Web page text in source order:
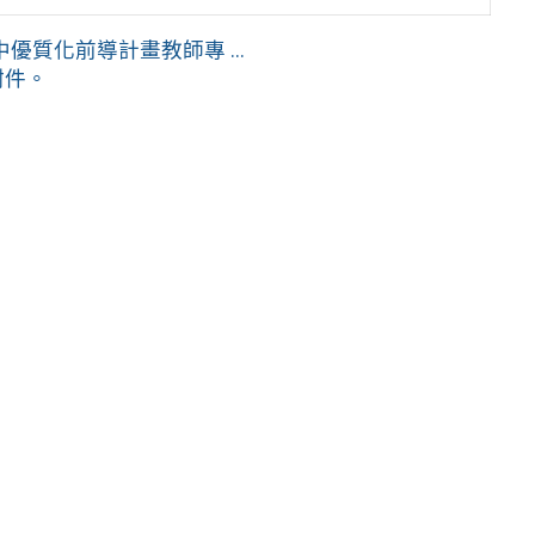
質化前導計畫教師專 ...
。